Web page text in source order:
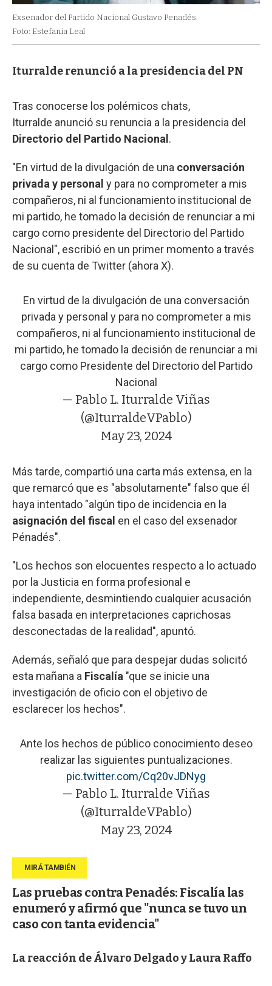
Exsenador del Partido Nacional Gustavo Penadés.
Foto: Estefania Leal
Iturralde renunció a la presidencia del PN
Tras conocerse los polémicos chats,
Iturralde anunció su renuncia a la presidencia del
Directorio del Partido Nacional .
"En virtud de la divulgación de una conversación
privada y personal y para no comprometer a mis
compañeros, ni al funcionamiento institucional de
mi partido, he tomado la decisión de renunciar a mi
cargo como presidente del Directorio del Partido
Nacional", escribió en un primer momento a través
de su cuenta de Twitter (ahora X).
En virtud de la divulgación de una conversación
privada y personal y para no comprometer a mis
compañeros, ni al funcionamiento institucional de
mi partido, he tomado la decisión de renunciar a mi
cargo como Presidente del Directorio del Partido
Nacional
— Pablo L. Iturralde Viñas
(@IturraldeVPablo)
May 23, 2024
Más tarde, compartió una carta más extensa, en la
que remarcó que es "absolutamente" falso que él
haya intentado "algún tipo de incidencia en la
asignación del fiscal en el caso del exsenador
Pénadés".
"Los hechos son elocuentes respecto a lo actuado
por la Justicia en forma profesional e
independiente, desmintiendo cualquier acusación
falsa basada en interpretaciones caprichosas
desconectadas de la realidad", apuntó.
Además, señaló que para despejar dudas solicitó
esta mañana a Fiscalía "que se inicie una
investigación de oficio con el objetivo de
esclarecer los hechos".
Ante los hechos de público conocimiento deseo
realizar las siguientes puntualizaciones.
pic.twitter.com/Cq20vJDNyg
— Pablo L. Iturralde Viñas
(@IturraldeVPablo)
May 23, 2024
Las pruebas contra Penadés: Fiscalía las
enumeró y afirmó que "nunca se tuvo un
caso con tanta evidencia"
La reacción de Álvaro Delgado y Laura Raffo